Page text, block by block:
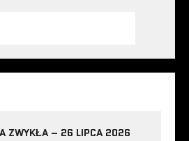
ZWYKŁA – 26 LIPCA 2026